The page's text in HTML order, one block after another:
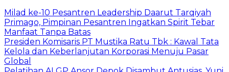
Milad ke-10 Pesantren Leadership Daarut Tarqiyah
Primago, Pimpinan Pesantren Ingatkan Spirit Tebar
Manfaat Tanpa Batas
Presiden Komisaris PT Mustika Ratu Tbk : Kawal Tata
Kelola dan Keberlanjutan Korporasi Menuju Pasar
Global